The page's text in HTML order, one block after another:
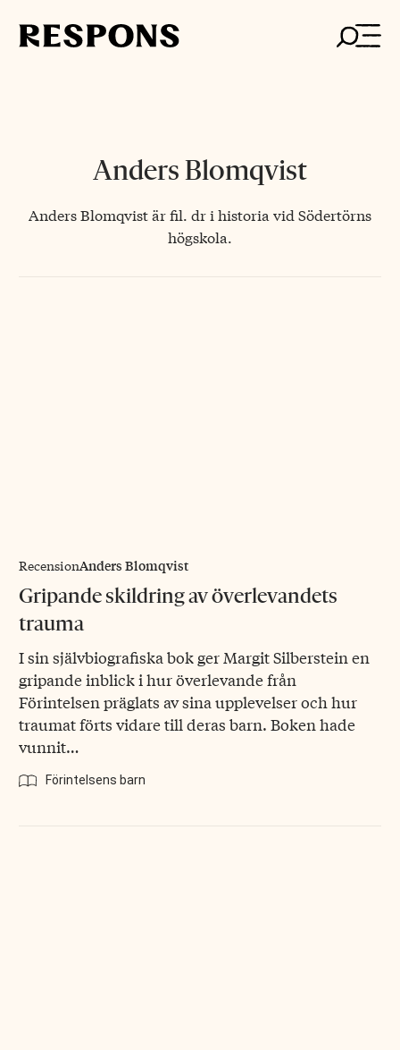
Anders Blomqvist
Anders Blomqvist är fil. dr i historia vid Södertörns
högskola.
RecensionAnders Blomqvist
Gripande skildring av överlevandets
trauma
I sin självbiografiska bok ger Margit Silberstein en
gripande inblick i hur överlevande från
Förintelsen präglats av sina upplevelser och hur
traumat förts vidare till deras barn. Boken hade
vunnit…
Förintelsens barn